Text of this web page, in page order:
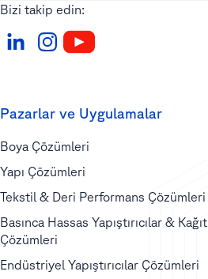
Bizi takip edin:
Pazarlar ve Uygulamalar
Boya Çözümleri
Yapı Çözümleri
Tekstil & Deri Performans Çözümleri
Basınca Hassas Yapıştırıcılar & Kağıt
Çözümleri
Endüstriyel Yapıştırıcılar Çözümleri